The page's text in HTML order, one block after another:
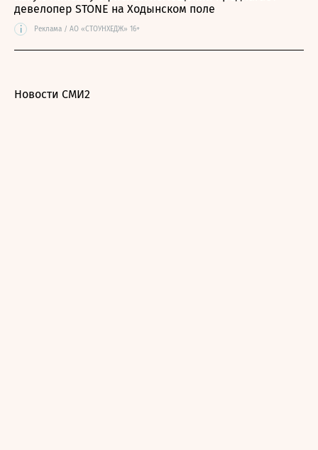
девелопер STONE на Ходынском поле
i Реклама / АО «СТОУНХЕДЖ» 16+
Новости СМИ2